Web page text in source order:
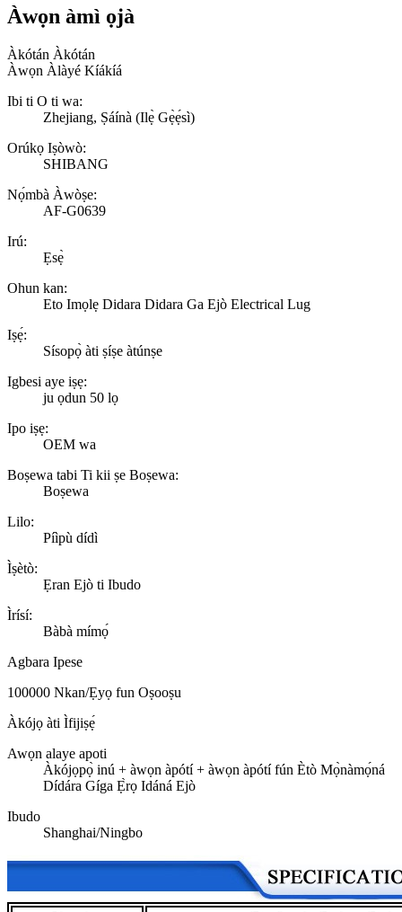
Àwọn àmì ọjà
Àkótán Àkótán
Àwọn Àlàyé Kíákíá
Ibi ti O ti wa:
Zhejiang, Ṣáínà (Ilẹ̀ Gẹ̀ẹ́sì)
Orúkọ Iṣòwò:
SHIBANG
Nọ́mbà Àwòṣe:
AF-G0639
Irú:
Ẹsẹ̀
Ohun kan:
Eto Imọlẹ Didara Didara Ga Ejò Electrical Lug
Iṣẹ́:
Sísopọ̀ àti ṣíṣe àtúnṣe
Igbesi aye iṣẹ:
ju ọdun 50 lọ
Ipo iṣẹ:
OEM wa
Boṣewa tabi Ti kii ṣe Boṣewa:
Boṣewa
Lilo:
Píìpù dídì
Ìṣètò:
Ẹran Ejò ti Ibudo
Ìrísí:
Bàbà mímọ́
Agbara Ipese
100000 Nkan/Ẹyọ fun Oṣooṣu
Àkójọ àti Ìfijiṣẹ́
Awọn alaye apoti
Àkójọpọ̀ inú + àwọn àpótí + àwọn àpótí fún Ètò Mọ̀nàmọ́ná
Dídára Gíga Ẹ̀rọ Idáná Ejò
Ibudo
Shanghai/Ningbo